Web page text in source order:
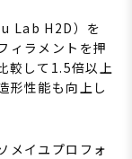
Lab H2D）を
ィラメントを押
較して1.5倍以上
形性能も向上し
メイユプロフォ